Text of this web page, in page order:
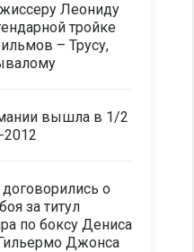
Леониду
тройке
– Трусу,
вышла в 1/2
о
за титул
по боксу Дениса
Джонса